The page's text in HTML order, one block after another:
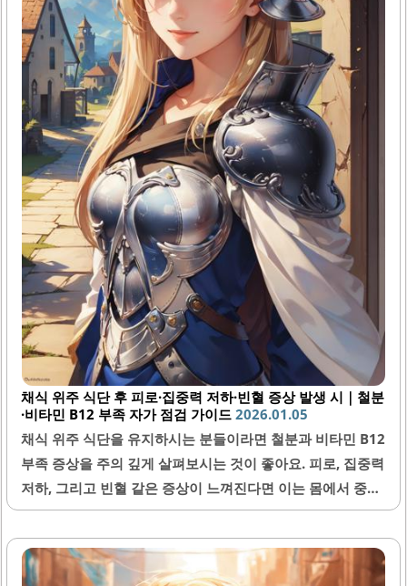
채식 위주 식단 후 피로·집중력 저하·빈혈 증상 발생 시｜철분
·비타민 B12 부족 자가 점검 가이드 2026.01.05
채식 위주 식단을 유지하시는 분들이라면 철분과 비타민 B12
부족 증상을 주의 깊게 살펴보시는 것이 좋아요. 피로, 집중력
저하, 그리고 빈혈 같은 증상이 느껴진다면 이는 몸에서 중요
한 영양소가 부족해졌다는 신호일 수 있어요. 이번 글에서는
채식 식단을 하면서 발생할 수 있는 영양 결핍 문제를 자가 점
검하는 가이드를 제공해 드릴게요. 채식과 건강을 균형 있게